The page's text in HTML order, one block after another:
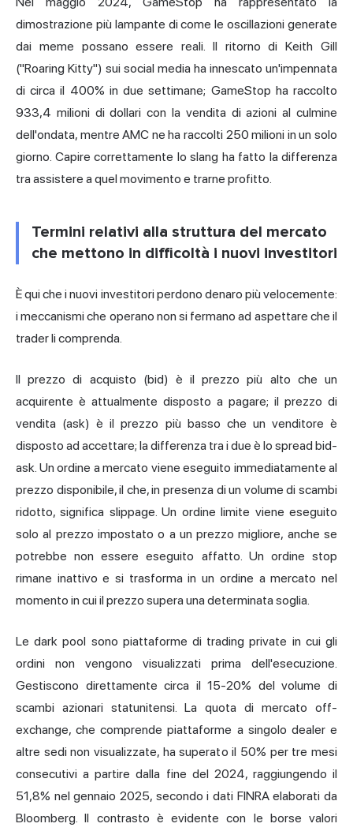
dimostrazione più lampante di come le oscillazioni generate
dai meme possano essere reali. Il ritorno di Keith Gill
("Roaring Kitty") sui social media ha innescato un'impennata
di circa il 400% in due settimane; GameStop ha raccolto
933,4 milioni di dollari con la vendita di azioni al culmine
dell'ondata, mentre AMC ne ha raccolti 250 milioni in un solo
giorno. Capire correttamente lo slang ha fatto la differenza
tra assistere a quel movimento e trarne profitto.
Termini relativi alla struttura del mercato
che mettono in difficoltà i nuovi investitori
È qui che i nuovi investitori perdono denaro più velocemente:
i meccanismi che operano non si fermano ad aspettare che il
trader li comprenda.
Il prezzo di acquisto (bid) è il prezzo più alto che un
acquirente è attualmente disposto a pagare; il prezzo di
vendita (ask) è il prezzo più basso che un venditore è
disposto ad accettare; la differenza tra i due è lo spread bid-
ask. Un ordine a mercato viene eseguito immediatamente al
prezzo disponibile, il che, in presenza di un volume di scambi
ridotto, significa slippage. Un ordine limite viene eseguito
solo al prezzo impostato o a un prezzo migliore, anche se
potrebbe non essere eseguito affatto. Un ordine stop
rimane inattivo e si trasforma in un ordine a mercato nel
momento in cui il prezzo supera una determinata soglia.
Le dark pool sono piattaforme di trading private in cui gli
ordini non vengono visualizzati prima dell'esecuzione.
Gestiscono direttamente circa il 15-20% del volume di
scambi azionari statunitensi. La quota di mercato off-
exchange, che comprende piattaforme a singolo dealer e
altre sedi non visualizzate, ha superato il 50% per tre mesi
consecutivi a partire dalla fine del 2024, raggiungendo il
51,8% nel gennaio 2025, secondo i dati FINRA elaborati da
Bloomberg. Il contrasto è evidente con le borse valori